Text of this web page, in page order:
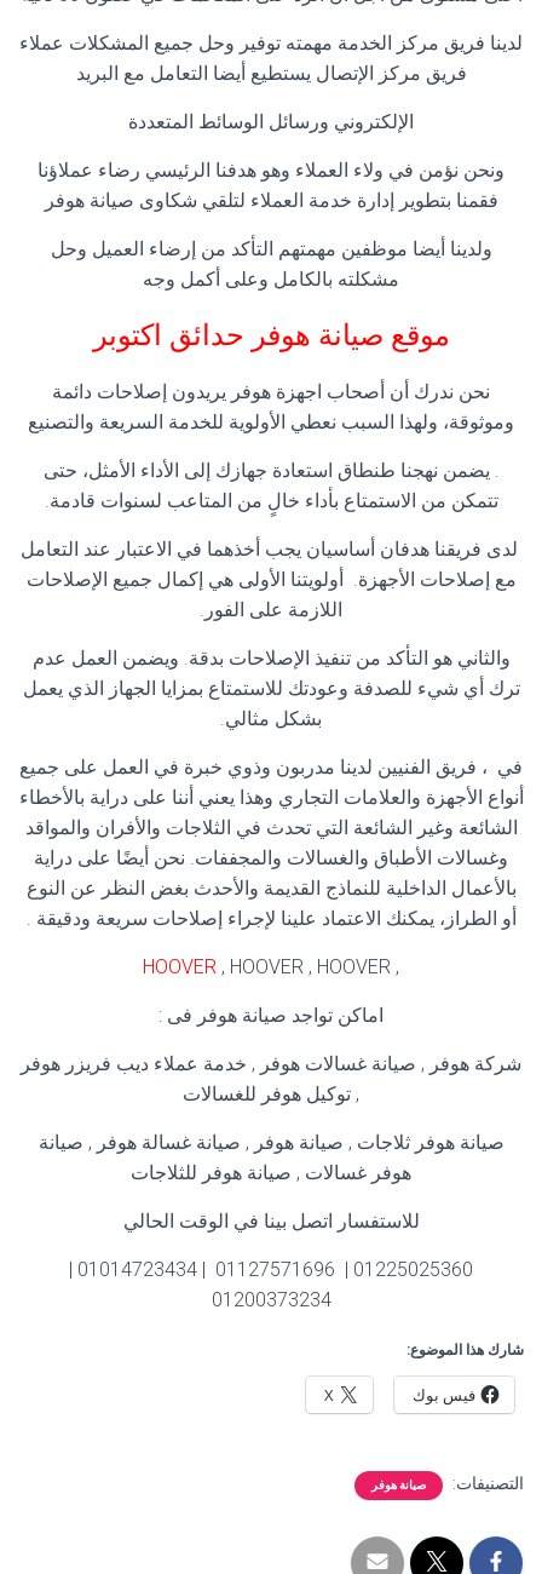
لدينا فريق مركز الخدمة مهمته توفير وحل جميع المشكلات عملاء
فريق مركز الإتصال يستطيع أيضا التعامل مع البريد
الإلكتروني ورسائل الوسائط المتعددة
ونحن نؤمن في ولاء العملاء وهو هدفنا الرئيسي رضاء عملاؤنا
فقمنا بتطوير إدارة خدمة العملاء لتلقي شكاوى صيانة هوفر
ولدينا أيضا موظفين مهمتهم التأكد من إرضاء العميل وحل
مشكلته بالكامل وعلى أكمل وجه
موقع صيانة هوفر حدائق اكتوبر
نحن ندرك أن أصحاب اجهزة هوفر يريدون إصلاحات دائمة
وموثوقة، ولهذا السبب نعطي الأولوية للخدمة السريعة والتصنيع
. يضمن نهجنا طنطاق استعادة جهازك إلى الأداء الأمثل، حتى
تتمكن من الاستمتاع بأداء خالٍ من المتاعب لسنوات قادمة.
لدى فريقنا هدفان أساسيان يجب أخذهما في الاعتبار عند التعامل
مع إصلاحات الأجهزة. أولويتنا الأولى هي إكمال جميع الإصلاحات
اللازمة على الفور.
والثاني هو التأكد من تنفيذ الإصلاحات بدقة. ويضمن العمل عدم
ترك أي شيء للصدفة وعودتك للاستمتاع بمزايا الجهاز الذي يعمل
بشكل مثالي.
في ، فريق الفنيين لدينا مدربون وذوي خبرة في العمل على جميع
أنواع الأجهزة والعلامات التجاري وهذا يعني أننا على دراية بالأخطاء
الشائعة وغير الشائعة التي تحدث في الثلاجات والأفران والمواقد
وغسالات الأطباق والغسالات والمجففات. نحن أيضًا على دراية
بالأعمال الداخلية للنماذج القديمة والأحدث بغض النظر عن النوع
أو الطراز، يمكنك الاعتماد علينا لإجراء إصلاحات سريعة ودقيقة .
,
HOOVER , HOOVER , HOOVER
اماكن تواجد صيانة هوفر فى :
شركة هوفر , صيانة غسالات هوفر , خدمة عملاء ديب فريزر هوفر
, توكيل هوفر للغسالات
صيانة هوفر ثلاجات , صيانة هوفر , صيانة غسالة هوفر , صيانة
هوفر غسالات , صيانة هوفر للثلاجات
للاستفسار اتصل بينا في الوقت الحالي
01225025360 | 01127571696 | 01014723434 |
01200373234
شارك هذا الموضوع:
فيس بوك X
التصنيفات: صيانة هوفر